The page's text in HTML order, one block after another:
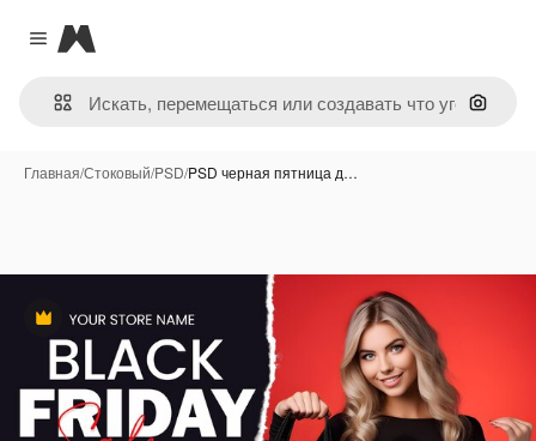
Close menu
Magnific
Поиск
Главная/Стоковый/PSD/PSD черная пятница д…
Премиум